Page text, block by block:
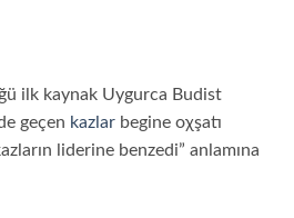
ilk kaynak Uygurca Budist
geçen kazlar begine oχşatı
liderine benzedi” anlamına